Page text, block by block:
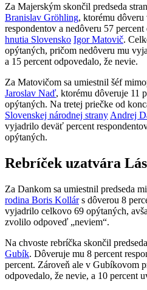
Za Majerským skončil predseda
Branislav Gröhling, ktorému
respondentov a nedôveru 57
hnutia Slovensko Igor Matovič.
opýtaných, pričom nedôveru mu
a 15 percent odpovedalo, že nevie.
Za Matovičom sa umiestnil šéf
Jaroslav Naď, ktorému dôveruje 11
opýtaných. Na tretej priečke od
Slovenskej národnej strany Andrej
vyjadrilo deväť percent
opýtaných.
Rebríček uzatvára
Za Dankom sa umiestnil predseda
rodina Boris Kollárs dôverou 8
vyjadrilo celkovo 69 opýtaných,
zvolilo odpoveď „neviem“.
Na chvoste rebríčka skončil predseda
Gubík. Dôveruje mu 8 percent
percent. Zároveň ale v Gubíkovom
odpovedalo, že nevie, a 10 percent